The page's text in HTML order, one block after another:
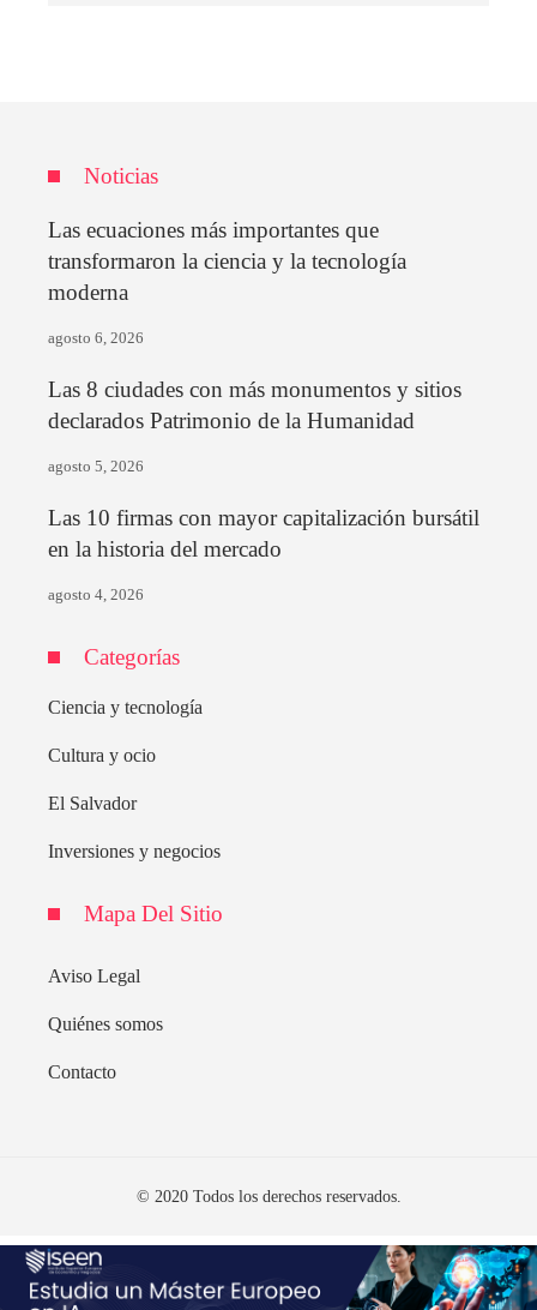
Noticias
Las ecuaciones más importantes que
transformaron la ciencia y la tecnología
moderna
agosto 6, 2026
Las 8 ciudades con más monumentos y sitios
declarados Patrimonio de la Humanidad
agosto 5, 2026
Las 10 firmas con mayor capitalización bursátil
en la historia del mercado
agosto 4, 2026
Categorías
Ciencia y tecnología
Cultura y ocio
El Salvador
Inversiones y negocios
Mapa Del Sitio
Aviso Legal
Quiénes somos
Contacto
© 2020 Todos los derechos reservados.